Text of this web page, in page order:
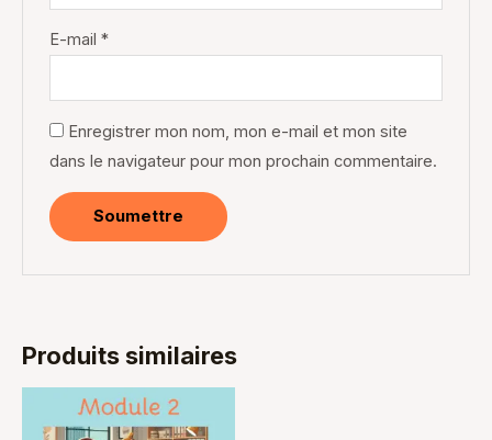
E-mail*
Enregistrer mon nom, mon e-mail et mon site
dans le navigateur pour mon prochain commentaire.
Produits similaires